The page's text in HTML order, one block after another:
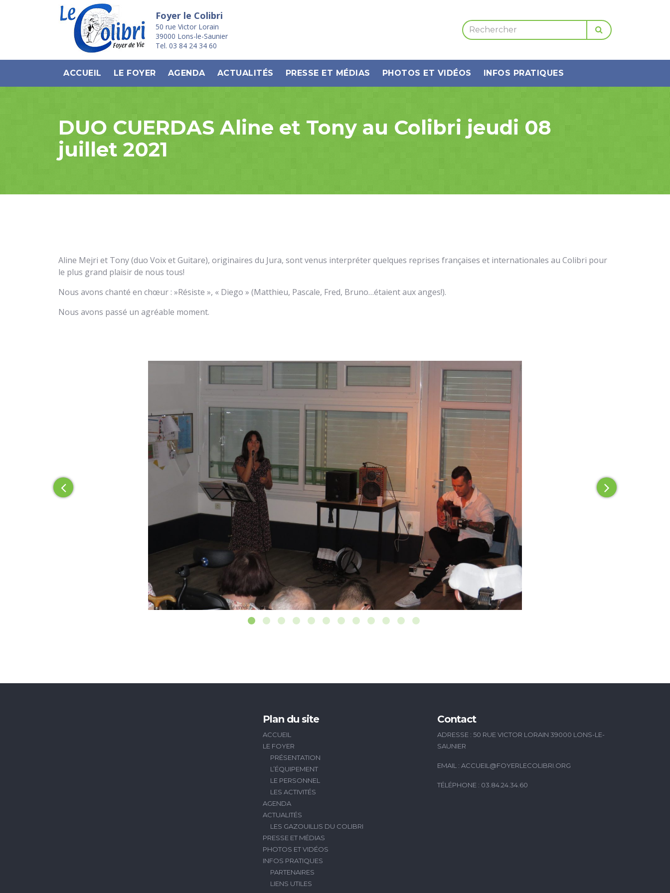
Foyer le Colibri
50 rue Victor Lorain
39000 Lons-le-Saunier
Tel. 03 84 24 34 60
ACCUEIL LE FOYER AGENDA ACTUALITÉS PRESSE ET MÉDIAS PHOTOS ET VIDÉOS INFOS PRATIQUES
DUO CUERDAS Aline et Tony au Colibri jeudi 08
juillet 2021
Aline Mejri et Tony (duo Voix et Guitare), originaires du Jura, sont venus interpréter quelques reprises françaises et internationales au Colibri pour
le plus grand plaisir de nous tous!
Nous avons chanté en chœur : »Résiste », « Diego » (Matthieu, Pascale, Fred, Bruno…étaient aux anges!).
Nous avons passé un agréable moment.
Plan du site
ACCUEIL
LE FOYER
PRÉSENTATION
L’ÉQUIPEMENT
LE PERSONNEL
LES ACTIVITÉS
AGENDA
ACTUALITÉS
LES GAZOUILLIS DU COLIBRI
PRESSE ET MÉDIAS
PHOTOS ET VIDÉOS
INFOS PRATIQUES
PARTENAIRES
LIENS UTILES
Contact
ADRESSE : 50 RUE VICTOR LORAIN 39000 LONS-LE-
SAUNIER
EMAIL : ACCUEIL@FOYERLECOLIBRI.ORG
TÉLÉPHONE : 03.84.24.34.60